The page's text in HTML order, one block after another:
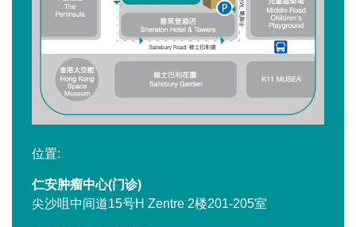
位置:
仁安肿瘤中心(门诊)
尖沙咀中间道15号H Zentre 2楼201-205室